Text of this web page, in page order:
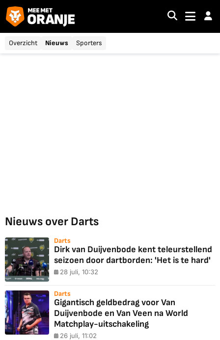
Overzicht Nieuws Sporters
Nieuws over Darts
Darts
Dirk van Duijvenbode kent teleurstellend
seizoen door dartborden: 'Het is te hard'
28 juli, 10:32
Darts
Gigantisch geldbedrag voor Van
Duijvenbode en Van Veen na World
Matchplay-uitschakeling
26 juli, 11:02